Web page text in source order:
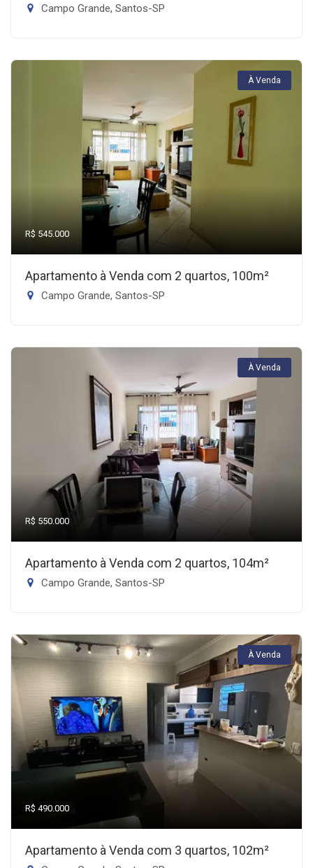
Campo Grande, Santos-SP
À Venda
R$ 545.000
Apartamento à Venda com 2 quartos, 100m²
Campo Grande, Santos-SP
À Venda
R$ 550.000
Apartamento à Venda com 2 quartos, 104m²
Campo Grande, Santos-SP
À Venda
R$ 490.000
Apartamento à Venda com 3 quartos, 102m²